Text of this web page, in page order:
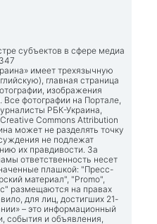
субъектов в сфере медиа
имеет трехязычную
главная страница
изображения
фотографии на Портале,
РБК-Украина,
Commons Attribution
может не разделять точку
не подлежат
их правдивости. За
ответственность несет
плашкой: "Пресс-
материал", "Promo",
размещаются на правах
для лиц, достигших 21-
– это информационный
события и объявления,